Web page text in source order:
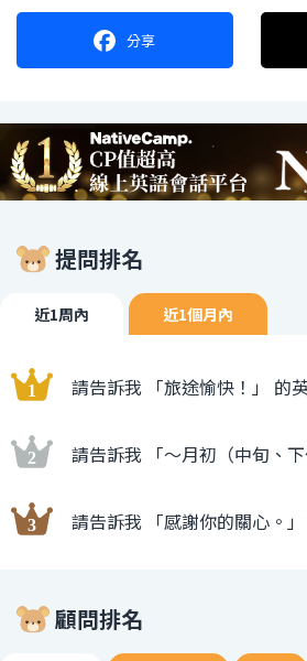
分享
提問排名
近1周內 近1個月內
請告訴我 「旅途愉快！」 的
請告訴我 「〜月初（中旬、下
請告訴我 「感謝你的關心。」
顧問排名